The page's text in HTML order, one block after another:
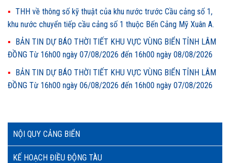
NỘI QUY CẢNG BIỂN
KẾ HOẠCH ĐIỀU ĐỘNG TÀU
THH về thông số kỹ thuật của khu nước trước Cầu cảng số 1,
khu nước chuyển tiếp cầu cảng số 1 thuộc Bến Cảng Mỹ Xuân A.
BẢN TIN DỰ BÁO THỜI TIẾT KHU VỰC VÙNG BIỂN TỈNH LÂM
ĐỒNG Từ 16h00 ngày 07/08/2026 đến 16h00 ngày 08/08/2026
BẢN TIN DỰ BÁO THỜI TIẾT KHU VỰC VÙNG BIỂN TỈNH LÂM
ĐỒNG Từ 16h00 ngày 06/08/2026 đến 16h00 ngày 07/08/2026